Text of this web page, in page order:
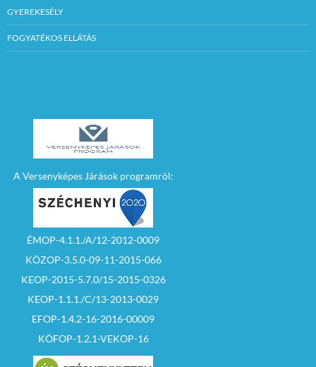
GYEREKESÉLY
FOGYATÉKOS ELLÁTÁS
A Versenyképes Járások programról:
ÉMOP-4.1.1./A/12-2012-0009
KÖZOP-3.5.0-09-11-2015-066
KEOP-2015-5.7.0/15-2015-0326
KEOP-1.1.1./C/13-2013-0029
EFOP-1.4.2-16-2016-00009
KÖFOP-1.2.1-VEKOP-16